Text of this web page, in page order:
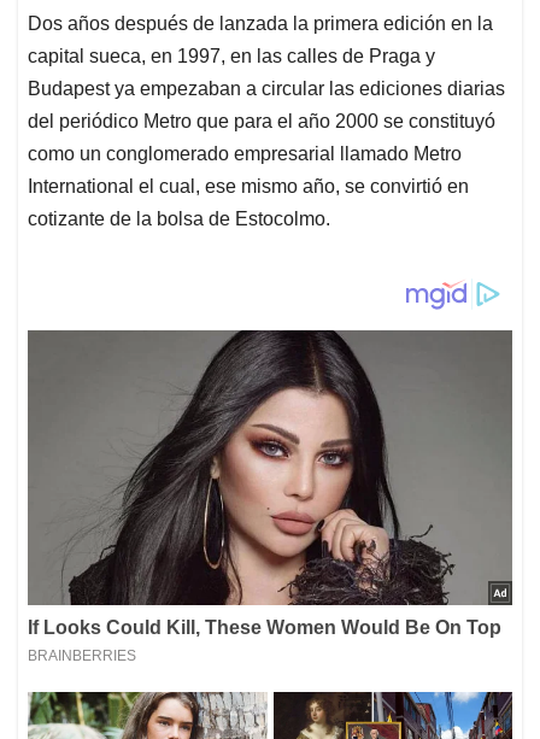
Dos años después de lanzada la primera edición en la
capital sueca, en 1997, en las calles de Praga y
Budapest ya empezaban a circular las ediciones diarias
del periódico Metro que para el año 2000 se constituyó
como un conglomerado empresarial llamado Metro
International el cual, ese mismo año, se convirtió en
cotizante de la bolsa de Estocolmo.